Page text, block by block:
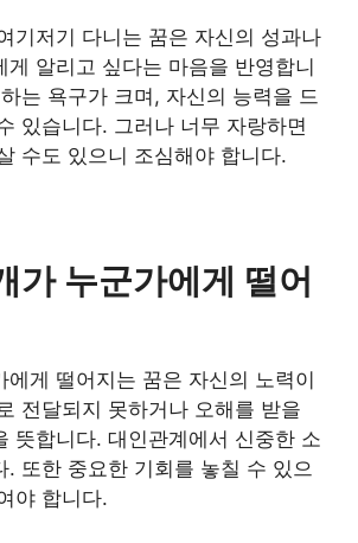
기저기 다니는 꿈은 자신의 성과나
게 알리고 싶다는 마음을 반영합니
는 욕구가 크며, 자신의 능력을 드
있습니다. 그러나 너무 자랑하면
수도 있으니 조심해야 합니다.
가 누군가에게 떨어
에게 떨어지는 꿈은 자신의 노력이
전달되지 못하거나 오해를 받을
뜻합니다. 대인관계에서 신중한 소
. 또한 중요한 기회를 놓칠 수 있으
야 합니다.